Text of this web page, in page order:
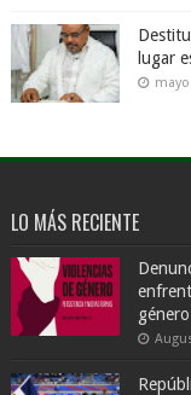
lugar
mayo
LO MÁS RECIENTE